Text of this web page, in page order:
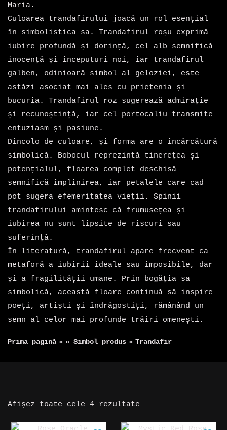
Maria.
Culoarea trandafirului joacă un rol esențial
în simbolistica sa. Trandafirul roșu exprimă
iubire profundă și dorință, cel alb semnifică
inocență și începuturi noi, iar trandafirul
galben, odinioară simbol al geloziei, este
astăzi asociat mai ales cu prietenia și
bucuria. Trandafirul roz sugerează admirație
și recunoștință, iar cel portocaliu transmite
entuziasm și pasiune.
Dincolo de culoare, și forma are o încărcătură
simbolică. Bobocul reprezintă tinerețea și
potențialul, floarea complet deschisă
semnifică împlinirea, iar petalele care cad
pot sugera efemeritatea vieții. Spinii
trandafirului amintesc că frumusețea și
iubirea nu sunt lipsite de riscuri sau
suferință.
În literatură, trandafirul apare frecvent ca
metaforă a iubirii ideale sau imposibile, dar
și a fragilității umane. Prin bogăția sa
simbolică, această floare continuă să inspire
poeți, artiști și îndrăgostiți, rămânând un
semn al celor mai profunde trăiri omenești.
Prima pagină » » Simbol produs » Trandafir
Afișez toate cele 4 rezultate
după